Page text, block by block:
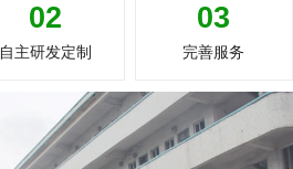
02
自主研发定制
03
完善服务